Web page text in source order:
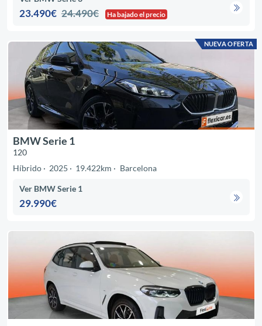
23.490€ 24.490€ Ha bajado el precio
NUEVA OFERTA
BMW Serie 1
120
Híbrido
2025 19.422km Barcelona
Ver BMW Serie 1
29.990€